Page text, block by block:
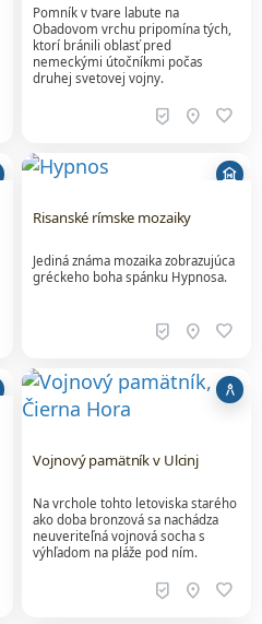
Pomník v tvare labute na
Obadovom vrchu pripomína tých,
ktorí bránili oblasť pred
nemeckými útočníkmi počas
druhej svetovej vojny.
beenhere location_on favorite
museum
Risanské rímske mozaiky
Jediná známa mozaika zobrazujúca
gréckeho boha spánku Hypnosa.
beenhere location_on favorite
architecture
Vojnový pamätník v Ulcinj
Na vrchole tohto letoviska starého
ako doba bronzová sa nachádza
neuveriteľná vojnová socha s
výhľadom na pláže pod ním.
beenhere location_on favorite